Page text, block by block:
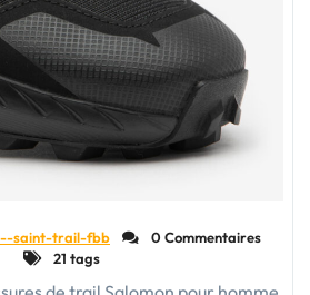
saint-trail-fbb
0 Commentaires
21 tags